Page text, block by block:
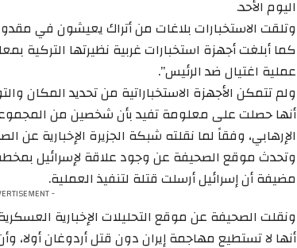
اليوم الأحد.
وتلقت الاستخبارات بلاغات من أتراك يعيشون في
كما أبلغت أجهزة استخبارات غربية نظيرتها التركية
عملية اغتيال ضد الرئيس”.
ولم تتمكن الأجهزة الاستخباراتية من تحديد المكان
أنها حصلت على معلومة تفيد بأن شخصين من
الإرهابي، وفقاً لما نقلته شبكة الجزيرة الإخبارية عن
وتحدث موقع الصحيفة عن وجود علاقة لإسرائيل بمخطط
مضيفة أن إسرائيل أرسلت قتلة لتنفيذ العملية.
- ADVERTISEMENT -
ونقلت الصحيفة عن موقع التحليلات الإخبارية
أنها لا تستطيع مهاجمة إيران دون قتل أردوغان أولا،